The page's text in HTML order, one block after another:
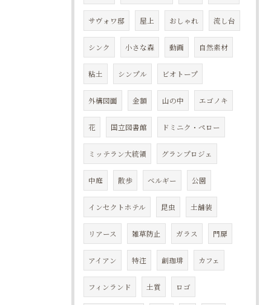
サヴォワ邸 屋上 おしゃれ 流し台
シンク 小さな森 動画 自然素材
粘土 シンプル ビオトープ
外構図面 金額 山の中 エゴノキ
花 国立図書館 ドミニク・ペロー
ミッテラン大統領 グランプロジェ
中庭 散歩 ベルギー 公園
インセクトホテル 昆虫 土舗装
リアース 雑草防止 ガラス 門扉
アイアン 特注 創珈琲 カフェ
フィンランド 土質 ロゴ